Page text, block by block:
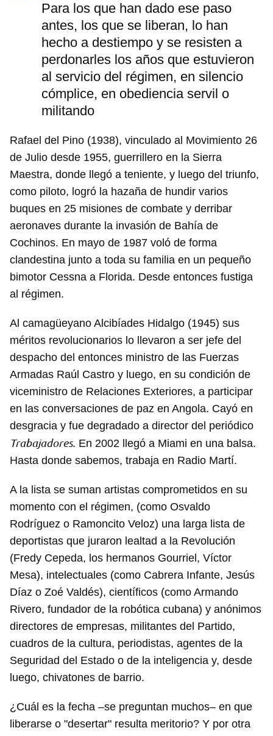
Para los que han dado ese paso
antes, los que se liberan, lo han
hecho a destiempo y se resisten a
perdonarles los años que estuvieron
al servicio del régimen, en silencio
cómplice, en obediencia servil o
militando
Rafael del Pino (1938), vinculado al Movimiento 26
de Julio desde 1955, guerrillero en la Sierra
Maestra, donde llegó a teniente, y luego del triunfo,
como piloto, logró la hazaña de hundir varios
buques en 25 misiones de combate y derribar
aeronaves durante la invasión de Bahía de
Cochinos. En mayo de 1987 voló de forma
clandestina junto a toda su familia en un pequeño
bimotor Cessna a Florida. Desde entonces fustiga
al régimen.
Al camagüeyano Alcibíades Hidalgo (1945) sus
méritos revolucionarios lo llevaron a ser jefe del
despacho del entonces ministro de las Fuerzas
Armadas Raúl Castro y luego, en su condición de
viceministro de Relaciones Exteriores, a participar
en las conversaciones de paz en Angola. Cayó en
desgracia y fue degradado a director del periódico
Trabajadores. En 2002 llegó a Miami en una balsa.
Hasta donde sabemos, trabaja en Radio Martí.
A la lista se suman artistas comprometidos en su
momento con el régimen, (como Osvaldo
Rodríguez o Ramoncito Veloz) una larga lista de
deportistas que juraron lealtad a la Revolución
(Fredy Cepeda, los hermanos Gourriel, Víctor
Mesa), intelectuales (como Cabrera Infante, Jesús
Díaz o Zoé Valdés), científicos (como Armando
Rivero, fundador de la robótica cubana) y anónimos
directores de empresas, militantes del Partido,
cuadros de la cultura, periodistas, agentes de la
Seguridad del Estado o de la inteligencia y, desde
luego, chivatones de barrio.
¿Cuál es la fecha –se preguntan muchos– en que
liberarse o "desertar" resulta meritorio? Y por otra